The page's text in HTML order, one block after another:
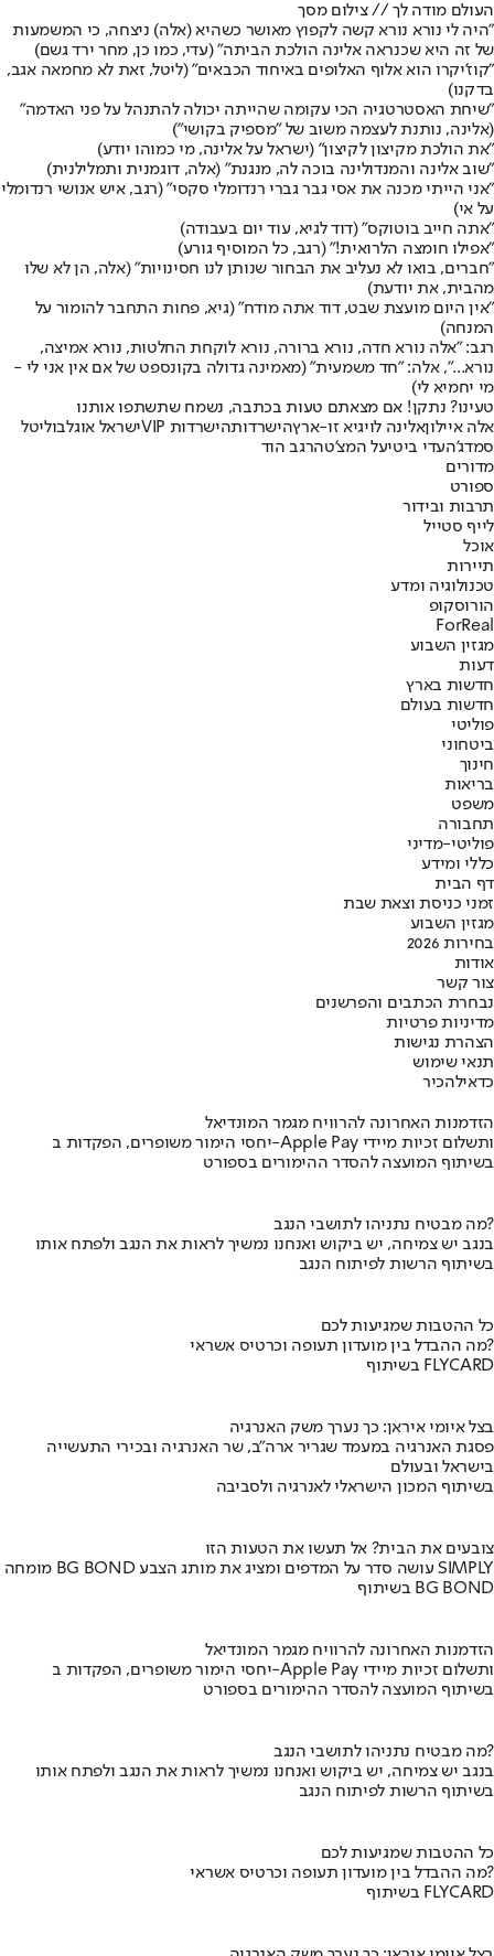
העולם מודה לך // צילום מסך
"היה לי נורא נורא קשה לקפוץ מאושר כשהיא (אלה) ניצחה, כי המשמעות
של זה היא שכנראה אלינה הולכת הביתה" (עדי, כמו כן, מחר ירד גשם)
"קוז'יקרו הוא אלוף האלופים באיחוד הכבאים" (ליטל, זאת לא מחמאה אגב,
בדקנו)
"שיחת האסטרטגיה הכי עקומה שהייתה יכולה להתנהל על פני האדמה"
(אלינה, נותנת לעצמה משוב של "מספיק בקושי")
"את הולכת מקיצון לקיצון" (ישראל על אלינה, מי כמוהו יודע)
"שוב אלינה והמנדולינה בוכה לה, מנגנת" (אלה, דוגמנית ותמלילנית)
"אני הייתי מכנה את אסי גבר גברי רנדומלי סקסי" (רגב, איש אנושי רנדומלי
על אי)
"אתה חייב בוטוקס" (דוד לגיא, עוד יום בעבודה)
"אפילו חומצה הלרואית!" (רגב, כל המוסיף גורע)
"חברים, בואו לא נעליב את הבחור שנותן לנו חסינויות" (אלה, הן לא שלו
מהבית, את יודעת)
"אין היום מועצת שבט, דוד אתה מודח" (גיא, פחות התחבר להומור על
המנחה)
רגב: "אלה נורא חדה, נורא ברורה, נורא לוקחת החלטות, נורא אמיצה,
נורא...", אלה: "חד משמעית" (מאמינה גדולה בקונספט של אם אין אני לי -
מי יחמיא לי)
טעינו? נתקן! אם מצאתם טעות בכתבה, נשמח שתשתפו אותנו
אלה איילוןאלינה לויגיא זו-ארץהישרדותהישרדות VIP ישראל אוגלבוליטל
סמדג'העדי ביטיעל המצ'טהרגב הוד
מדורים
ספורט
תרבות ובידור
לייף סטייל
אוכל
תיירות
טכנולוגיה ומדע
הורוסקופ
ForReal
מגזין השבוע
דעות
חדשות בארץ
חדשות בעולם
פוליטי
ביטחוני
חינוך
בריאות
משפט
תחבורה
פוליטי-מדיני
כללי ומידע
דף הבית
זמני כניסת וצאת שבת
מגזין השבוע
בחירות 2026
אודות
צור קשר
נבחרת הכתבים והפרשנים
מדיניות פרטיות
הצהרת נגישות
תנאי שימוש
כדאילהכיר
הזדמנות האחרונה להרוויח מגמר המונדיאל
יחסי הימור משופרים, הפקדות ב-Apple Pay ותשלום זכיות מיידי
בשיתוף המועצה להסדר ההימורים בספורט
מה מבטיח נתניהו לתושבי הנגב?
בנגב יש צמיחה, יש ביקוש ואנחנו נמשיך לראות את הנגב ולפתח אותו
בשיתוף הרשות לפיתוח הנגב
כל ההטבות שמגיעות לכם
מה ההבדל בין מועדון תעופה וכרטיס אשראי?
בשיתוף FLYCARD
בצל איומי איראן: כך נערך משק האנרגיה
פסגת האנרגיה במעמד שגריר ארה"ב, שר האנרגיה ובכירי התעשייה
בישראל ובעולם
בשיתוף המכון הישראלי לאנרגיה ולסביבה
צובעים את הבית? אל תעשו את הטעות הזו
מומחה BG BOND עושה סדר על המדפים ומציג את מותג הצבע SIMPLY
בשיתוף BG BOND
הזדמנות האחרונה להרוויח מגמר המונדיאל
יחסי הימור משופרים, הפקדות ב-Apple Pay ותשלום זכיות מיידי
בשיתוף המועצה להסדר ההימורים בספורט
מה מבטיח נתניהו לתושבי הנגב?
בנגב יש צמיחה, יש ביקוש ואנחנו נמשיך לראות את הנגב ולפתח אותו
בשיתוף הרשות לפיתוח הנגב
כל ההטבות שמגיעות לכם
מה ההבדל בין מועדון תעופה וכרטיס אשראי?
בשיתוף FLYCARD